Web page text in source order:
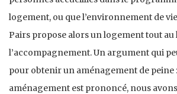
logement, ou que l’environnement de
Pairs propose alors un logement tout au
l’accompagnement. Un argument qui
pour obtenir un aménagement de peine
aménagement est prononcé, nous